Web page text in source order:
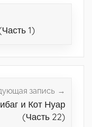
1)
запись
и Кот Нуар
(Часть 22)